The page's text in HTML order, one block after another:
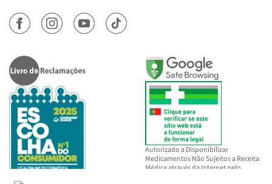
Autorizado a Disponibilizar
Medicamentos Não Sujeitos a Receita
Médica através da Internet pelo